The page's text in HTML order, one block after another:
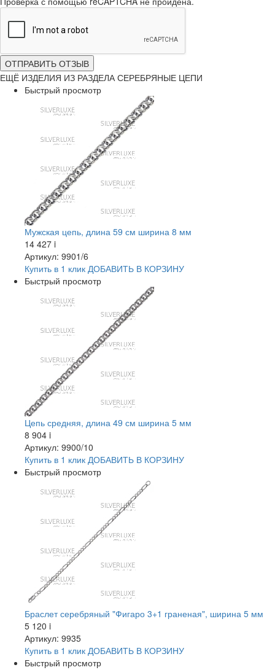
ОТПРАВИТЬ ОТЗЫВ
ЕЩЁ ИЗДЕЛИЯ ИЗ РАЗДЕЛА СЕРЕБРЯНЫЕ ЦЕПИ
Быстрый просмотр
Мужская цепь, длина 59 см ширина 8 мм
14 427 i
Артикул: 9901/6
Купить в 1 клик ДОБАВИТЬ В КОРЗИНУ
Быстрый просмотр
Цепь средняя, длина 49 см ширина 5 мм
8 904 i
Артикул: 9900/10
Купить в 1 клик ДОБАВИТЬ В КОРЗИНУ
Быстрый просмотр
Браслет серебряный "Фигаро 3+1 граненая", ширина 5 мм
5 120 i
Артикул: 9935
Купить в 1 клик ДОБАВИТЬ В КОРЗИНУ
Быстрый просмотр